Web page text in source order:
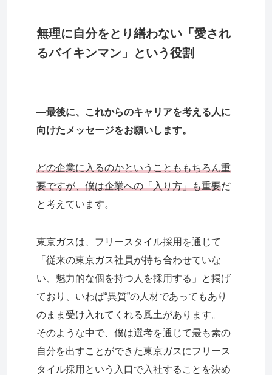
無理に自分をとり繕わない「愛され
るバイキンマン」という役割
―最後に、これからのキャリアを考える人に
向けたメッセージをお願いします。
どの企業に入るのかということももちろん重
要ですが、僕は企業への「入り方」も重要だ
と考えています。
東京ガスは、フリースタイル採用を通じて
「従来の東京ガス社員が持ち合わせていな
い、魅力的な個を持つ人を採用する」と掲げ
ており、いわば“異質”の人材であってもあり
のまま受け入れてくれる風土があります。
そのような中で、僕は選考を通じて最も素の
自分を出すことができた東京ガスにフリース
タイル採用という入口で入社することを決め